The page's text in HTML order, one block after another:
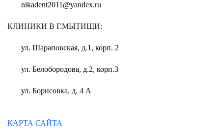
nikadent2011@yandex.ru
КЛИНИКИ В Г.МЫТИЩИ:
ул. Шараповская, д.1, корп. 2
ул. Белобородова, д.2, корп.3
ул. Борисовка, д. 4 А
КАРТА САЙТА